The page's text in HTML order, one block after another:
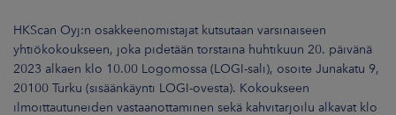
HKScan Oyj:n osakkeenomistajat kutsutaan varsinaiseen
yhtiökokoukseen, joka pidetään torstaina huhtikuun 20. päivänä
2023 alkaen klo 10.00 Logomossa (LOGI-sali), osoite Junakatu 9,
20100 Turku (sisäänkäynti LOGI-ovesta). Kokoukseen
ilmoittautuneiden vastaanottaminen sekä kahvitarjoilu alkavat klo